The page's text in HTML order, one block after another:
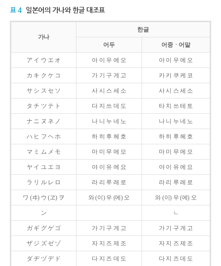
표 4 일본어의 가나와 한글 대조표
가나
한글
어두 어중ㆍ어말
ア イ ウ エ オ 아 이 우 에 오 아 이 우 에 오
カ キ ク ケ コ 가 기 구 게 고 카 키 쿠 케 코
サ シ ス セ ソ 사 시 스 세 소 사 시 스 세 소
タ チ ツ テ ト 다 지 쓰 데 도 타 치 쓰 테 토
ナ ニ ヌ ネ ノ 나 니 누 네 노 나 니 누 네 노
ハ ヒ フ ヘ ホ 하 히 후 헤 호 하 히 후 헤 호
マ ミ ム メ モ 마 미 무 메 모 마 미 무 메 모
ヤ イ ユ エ ヨ 야 이 유 에 요 야 이 유 에 요
ラ リ ル レ ロ 라 리 루 레 로 라 리 루 레 로
ワ (ヰ) ウ (ヱ) ヲ 와 (이) 우 (에) 오 와 (이) 우 (에) 오
ン ㄴ
ガ ギ グ ゲ ゴ 가 기 구 게 고 가 기 구 게 고
ザ ジ ズ ゼ ゾ 자 지 즈 제 조 자 지 즈 제 조
ダ ヂ ヅ デ ド 다 지 즈 데 도 다 지 즈 데 도